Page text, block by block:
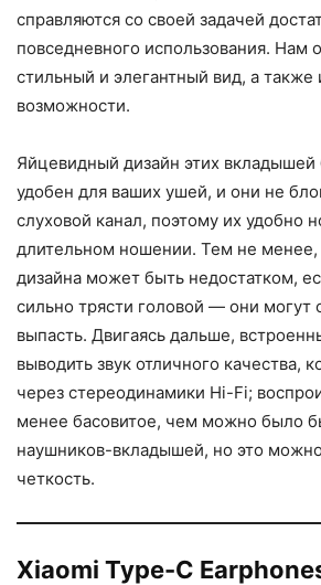
справляются со своей задачей
повседневного использования. Нам
стильный и элегантный вид, а также
возможности.
Яйцевидный дизайн этих вкладышей
удобен для ваших ушей, и они не
слуховой канал, поэтому их удобно
длительном ношении. Тем не менее,
дизайна может быть недостатком,
сильно трясти головой — они могут
выпасть. Двигаясь дальше,
выводить звук отличного качества,
через стереодинамики Hi-Fi;
менее басовитое, чем можно было
наушников-вкладышей, но это
четкость.
Xiaomi Type-C